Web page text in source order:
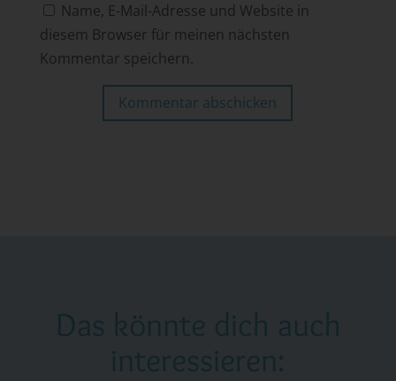
Name, E-Mail-Adresse und Website in
diesem Browser für meinen nächsten
Kommentar speichern.
Kommentar abschicken
Das könnte dich auch
interessieren: